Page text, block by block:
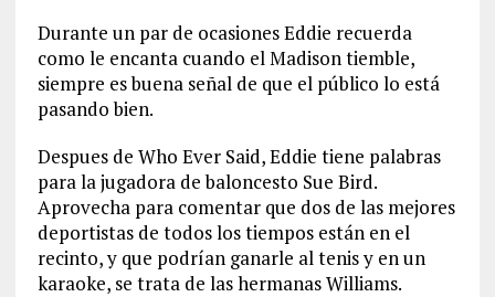
Durante un par de ocasiones Eddie recuerda
como le encanta cuando el Madison tiemble,
siempre es buena señal de que el público lo está
pasando bien.
Despues de Who Ever Said, Eddie tiene palabras
para la jugadora de baloncesto Sue Bird.
Aprovecha para comentar que dos de las mejores
deportistas de todos los tiempos están en el
recinto, y que podrían ganarle al tenis y en un
karaoke, se trata de las hermanas Williams.